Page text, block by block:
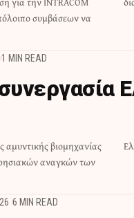
συμβάσεων να
1 MIN READ
αμυντικής βιομηχανίας
αναγκών των
6 MIN READ